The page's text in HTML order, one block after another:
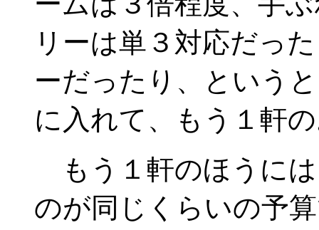
リーは単３対応だっ
ーだったり、という
に入れて、もう１軒
もう１軒のほうには
のが同じくらいの予